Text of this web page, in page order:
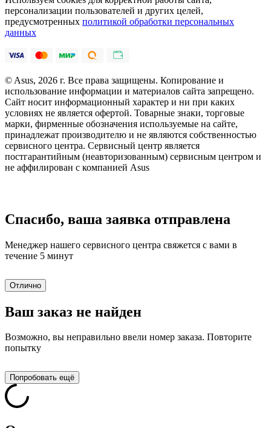
персонализации пользователей и других целей,
предусмотренных политикой обработки персональных
данных
© Asus, 2026 г. Все права защищены. Копирование и
использование информации и материалов сайта запрещено.
Сайт носит информационный характер и ни при каких
условиях не является офертой. Товарные знаки, торговые
марки, фирменные обозначения используемые на сайте,
принадлежат производителю и не являются собственностью
сервисного центра. Сервисный центр является
постгарантийным (неавторизованным) сервисным центром и
не аффилирован с компанией Asus
Спасибо, ваша заявка отправлена
Менеджер нашего сервисного центра свяжется с вами в
течение 5 минут
Отлично
Ваш заказ не найден
Возможно, вы неправильно ввели номер заказа. Повторите
попытку
Попробовать ещё